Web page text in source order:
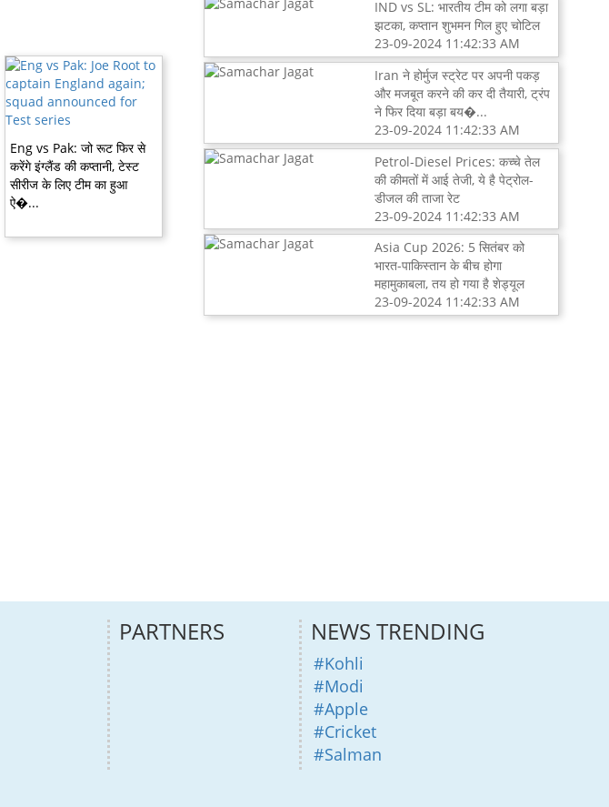
Eng vs Pak: जो रूट फिर से
करेंगे इंग्लैंड की कप्तानी, टेस्ट
सीरीज के लिए टीम का हुआ
ऐ�...
IND vs SL: भारतीय टीम को लगा बड़ा
झटका, कप्तान शुभमन गिल हुए चोटिल
23-09-2024 11:42:33 AM
Iran ने होर्मुज स्ट्रेट पर अपनी पकड़
और मजबूत करने की कर दी तैयारी, ट्रंप
ने फिर दिया बड़ा बय�...
23-09-2024 11:42:33 AM
Petrol-Diesel Prices: कच्चे तेल
की कीमतों में आई तेजी, ये है पेट्रोल-
डीजल की ताजा रेट
23-09-2024 11:42:33 AM
Asia Cup 2026: 5 सितंबर को
भारत-पाकिस्तान के बीच होगा
महामुकाबला, तय हो गया है शेड्यूल
23-09-2024 11:42:33 AM
PARTNERS NEWS TRENDING
#Kohli
#Modi
#Apple
#Cricket
#Salman